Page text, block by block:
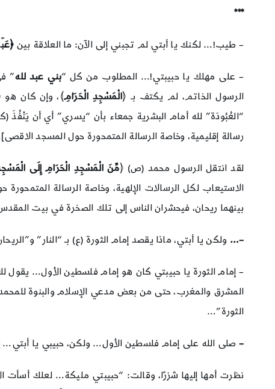
***
– طيب!… لكنك يا أبتي لم تجبني إلى الآن: ما العلاقة بين
– على مهلك يا حبيبتي!… المطلوب من كل “بني عبد لله”
الرسول الخاتم، لم يكتف بـ ﴿الْمَسْجِدِ الْحَرَامِ﴾، وإن كان هو
“العُبُودَة” لله أمام البشرية جمعاء بأن “يسري” أي أن يَنْفُذَ
رسالة إقليمية، وخاصة الرسالة المتمحورة حول المسجد
لقد انتقل الرسول محمد (ص) ﴿مِّنَ الْمَسْجِدِ الْحَرَامِ إِلَى
الاستيعاب لكل الرسالات الإلهية، وخاصة الرسالة
بينهما ريحان، فيحشران الناس إلى تلك الصخرة في بيت
–
… ولكن يا أبتي، ماذا يقصد إمام الثورة (ع) بـ “النار”
– إمام الثورة يا حبيبتي كان هو إمام فلسطين الأول…
المشرق والمغرب، حتى من بعض مدعي الإسلام والبنوة
الثورة”…
– صلى الله على إمام فلسطين الأول… ولكن، حبيبي يا
نظرت أمها إليها شزرًا، وقالت: “حبيبتي مليكة… لعلك